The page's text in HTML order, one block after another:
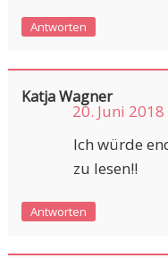
Antworten
Katja Wagner
20. Juni
Ich würde
zu lesen!!
Antworten